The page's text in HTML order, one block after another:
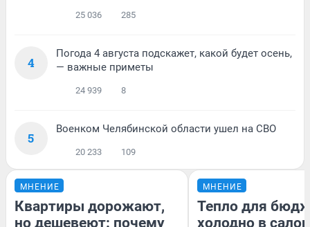
25 036 285
4
Погода 4 августа подскажет, какой будет осень,
— важные приметы
24 939 8
5
Военком Челябинской области ушел на СВО
20 233 109
МНЕНИЕ
Квартиры дорожают,
но дешевеют: почему
МНЕНИЕ
Тепло для
холодно в